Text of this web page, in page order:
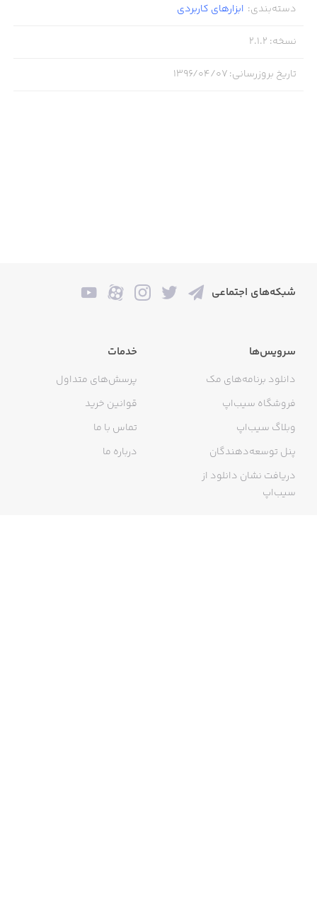
دسته‌بندی: ابزار‌های کاربردی
نسخه:
2.1.2
تاریخ بروزرسانی:۱۳۹۶/۰۴/۰۷
شبکه‌های اجتماعی
سرویس‌ها
دانلود برنامه‌های مک
فروشگاه سیب‌اپ
وبلاگ سیب‌اپ
پنل توسعه‌دهندگان
دریافت نشان دانلود از
سیب‌اپ
خدمات
پرسش‌های متداول
قوانین خرید
تماس با ما
درباره ما